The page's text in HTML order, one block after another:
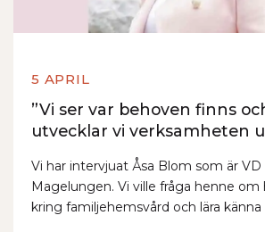
5 APRIL
”Vi ser var behoven finns
utvecklar vi verksamheten
Vi har intervjuat Åsa Blom som är VD
Magelungen. Vi ville fråga henne om
kring familjehemsvård och lära